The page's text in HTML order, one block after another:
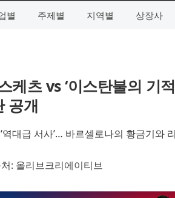
별 주제별 지역별 상장사
케츠 vs ‘이스탄불의 기
공개
역대급 서사’… 바르셀로나의 황금기와
: 올리브크리에이티브